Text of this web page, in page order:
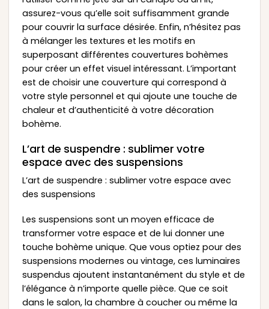
assurez-vous qu’elle soit suffisamment grande
pour couvrir la surface désirée. Enfin, n’hésitez pas
à mélanger les textures et les motifs en
superposant différentes couvertures bohèmes
pour créer un effet visuel intéressant. L’important
est de choisir une couverture qui correspond à
votre style personnel et qui ajoute une touche de
chaleur et d’authenticité à votre décoration
bohème.
L’art de suspendre : sublimer votre
espace avec des suspensions
L’art de suspendre : sublimer votre espace avec
des suspensions
Les suspensions sont un moyen efficace de
transformer votre espace et de lui donner une
touche bohème unique. Que vous optiez pour des
suspensions modernes ou vintage, ces luminaires
suspendus ajoutent instantanément du style et de
l’élégance à n’importe quelle pièce. Que ce soit
dans le salon, la chambre à coucher ou même la